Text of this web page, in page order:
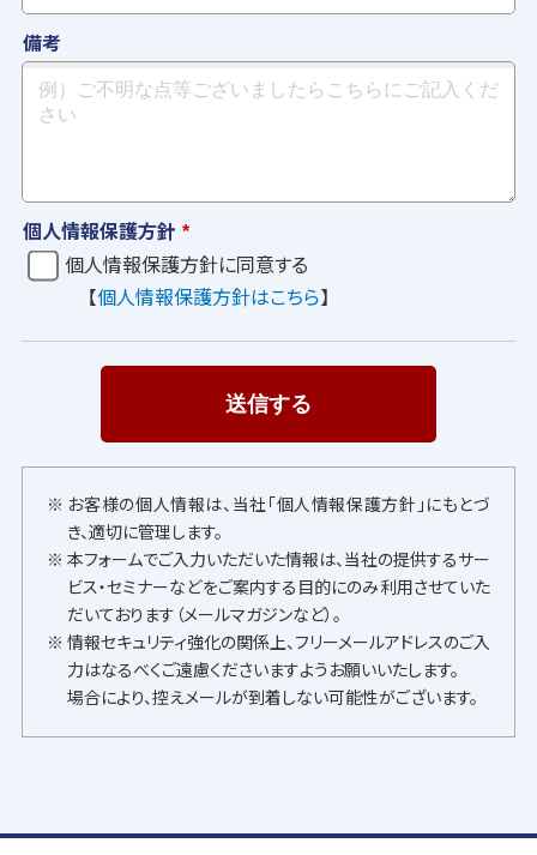
備考
個人情報保護方針 *
個人情報保護方針に同意する
【個人情報保護方針はこちら】
お客様の個人情報は、当社「個人情報保護方針」にもとづ
き、適切に管理します。
本フォームでご入力いただいた情報は、当社の提供するサー
ビス・セミナーなどをご案内する目的にのみ利用させていた
だいております（メールマガジンなど）。
情報セキュリティ強化の関係上、フリーメールアドレスのご入
力はなるべくご遠慮くださいますようお願いいたします。
場合により、控えメールが到着しない可能性がございます。